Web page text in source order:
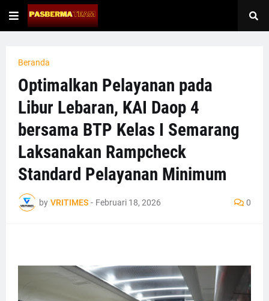
Beranda
Optimalkan Pelayanan pada
Libur Lebaran, KAI Daop 4
bersama BTP Kelas I Semarang
Laksanakan Rampcheck
Standard Pelayanan Minimum
by VRITIMES - Februari 18, 2026 0